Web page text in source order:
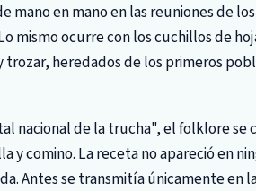
mano en mano en las reuniones de
mismo ocurre con los cuchillos de
trozar, heredados de los primeros
nacional de la trucha", el folklore se
y comino. La receta no apareció en
Antes se transmitía únicamente en